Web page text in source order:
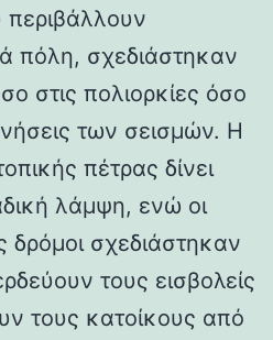
πόλη, σχεδιάστηκαν
στις πολιορκίες όσο
των σεισμών. Η
πέτρας δίνει
λάμψη, ενώ οι
δρόμοι σχεδιάστηκαν
τους εισβολείς
τους κατοίκους από